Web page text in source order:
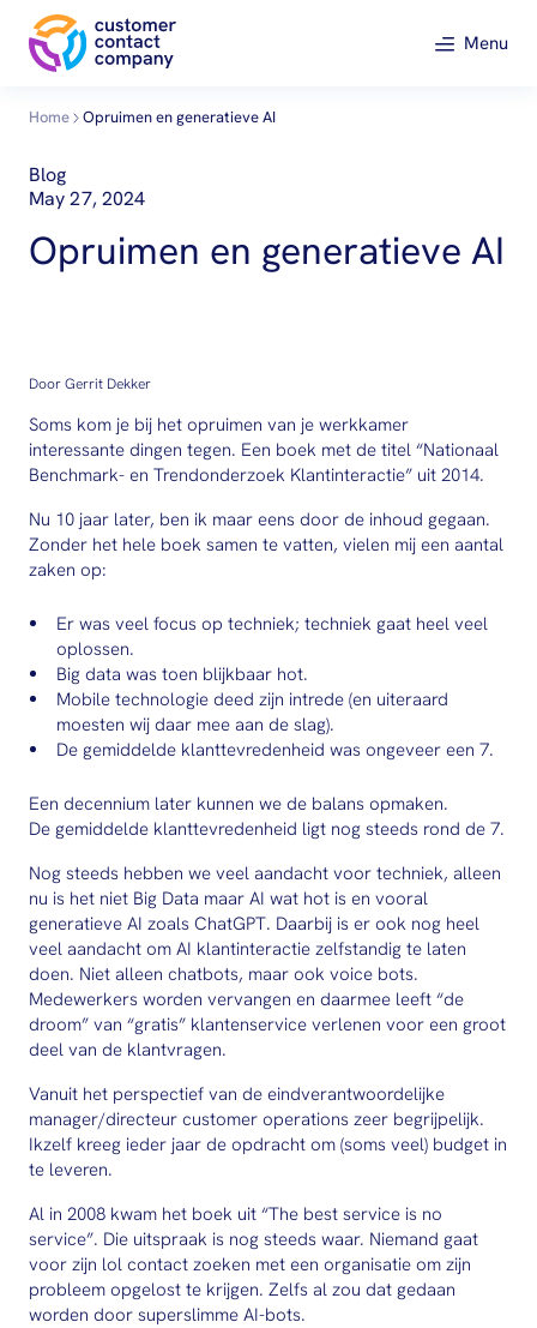
Menu
Home Opruimen en generatieve AI
Blog
May 27, 2024
Opruimen en generatieve AI
Door Gerrit Dekker
Soms kom je bij het opruimen van je werkkamer
interessante dingen tegen. Een boek met de titel “Nationaal
Benchmark- en Trendonderzoek Klantinteractie” uit 2014.
Nu 10 jaar later, ben ik maar eens door de inhoud gegaan.
Zonder het hele boek samen te vatten, vielen mij een aantal
zaken op:
Er was veel focus op techniek; techniek gaat heel veel
oplossen.
Big data was toen blijkbaar hot.
Mobile technologie deed zijn intrede (en uiteraard
moesten wij daar mee aan de slag).
De gemiddelde klanttevredenheid was ongeveer een 7.
Een decennium later kunnen we de balans opmaken.
De gemiddelde klanttevredenheid ligt nog steeds rond de 7.
Nog steeds hebben we veel aandacht voor techniek, alleen
nu is het niet Big Data maar AI wat hot is en vooral
generatieve AI zoals ChatGPT. Daarbij is er ook nog heel
veel aandacht om AI klantinteractie zelfstandig te laten
doen. Niet alleen chatbots, maar ook voice bots.
Medewerkers worden vervangen en daarmee leeft “de
droom” van “gratis” klantenservice verlenen voor een groot
deel van de klantvragen.
Vanuit het perspectief van de eindverantwoordelijke
manager/directeur customer operations zeer begrijpelijk.
Ikzelf kreeg ieder jaar de opdracht om (soms veel) budget in
te leveren.
Al in 2008 kwam het boek uit “The best service is no
service”. Die uitspraak is nog steeds waar. Niemand gaat
voor zijn lol contact zoeken met een organisatie om zijn
probleem opgelost te krijgen. Zelfs al zou dat gedaan
worden door superslimme AI-bots.